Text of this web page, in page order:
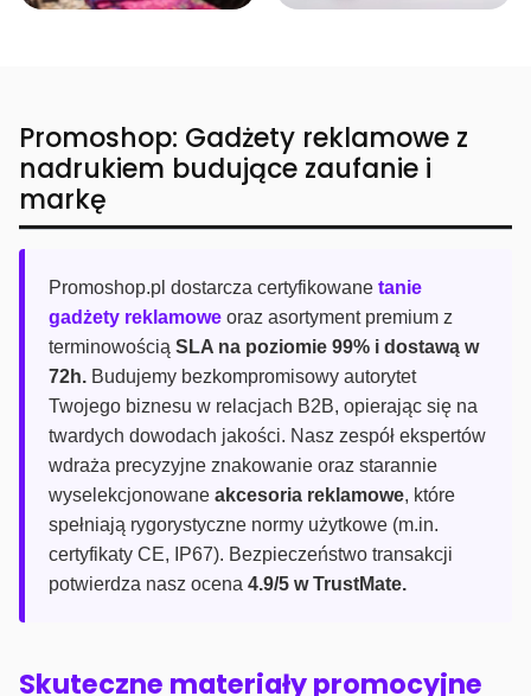
Promoshop: Gadżety reklamowe z
nadrukiem budujące zaufanie i
markę
Promoshop.pl dostarcza certyfikowane tanie
gadżety reklamowe oraz asortyment premium z
terminowością SLA na poziomie 99% i dostawą w
72h. Budujemy bezkompromisowy autorytet
Twojego biznesu w relacjach B2B, opierając się na
twardych dowodach jakości. Nasz zespół ekspertów
wdraża precyzyjne znakowanie oraz starannie
wyselekcjonowane akcesoria reklamowe, które
spełniają rygorystyczne normy użytkowe (m.in.
certyfikaty CE, IP67). Bezpieczeństwo transakcji
potwierdza nasz ocena 4.9/5 w TrustMate.
Skuteczne materiały promocyjne